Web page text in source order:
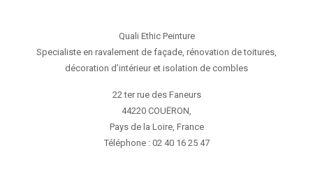
Quali Ethic Peinture
Specialiste en ravalement de façade, rénovation de toitures,
décoration d’intérieur et isolation de combles
22 ter rue des Faneurs
44220 COUËRON,
Pays de la Loire, France
Téléphone : 02 40 16 25 47